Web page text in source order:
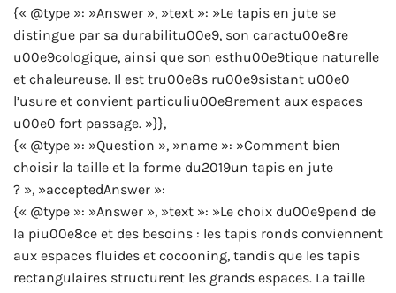
{« @type »: »Answer », »text »: »Le tapis en jute se
distingue par sa durabilitu00e9, son caractu00e8re
u00e9cologique, ainsi que son esthu00e9tique naturelle
et chaleureuse. Il est tru00e8s ru00e9sistant u00e0
l’usure et convient particuliu00e8rement aux espaces
u00e0 fort passage. »}},
{« @type »: »Question », »name »: »Comment bien
choisir la taille et la forme du2019un tapis en jute
? », »acceptedAnswer »:
{« @type »: »Answer », »text »: »Le choix du00e9pend de
la piu00e8ce et des besoins : les tapis ronds conviennent
aux espaces fluides et cocooning, tandis que les tapis
rectangulaires structurent les grands espaces. La taille